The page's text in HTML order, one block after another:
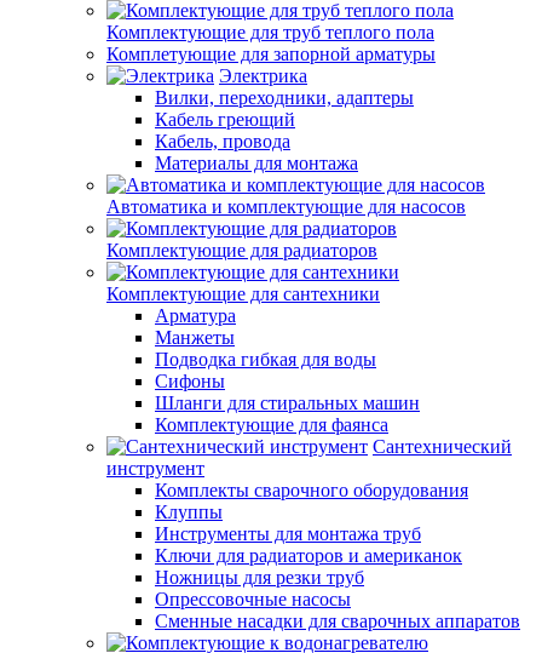
Комплектующие для труб теплого пола
Комплетующие для запорной арматуры
Электрика
Вилки, переходники, адаптеры
Кабель греющий
Кабель, провода
Материалы для монтажа
Автоматика и комплектующие для насосов
Комплектующие для радиаторов
Комплектующие для сантехники
Арматура
Манжеты
Подводка гибкая для воды
Сифоны
Шланги для стиральных машин
Комплектующие для фаянса
Сантехнический
инструмент
Комплекты сварочного оборудования
Клуппы
Инструменты для монтажа труб
Ключи для радиаторов и американок
Ножницы для резки труб
Опрессовочные насосы
Сменные насадки для сварочных аппаратов